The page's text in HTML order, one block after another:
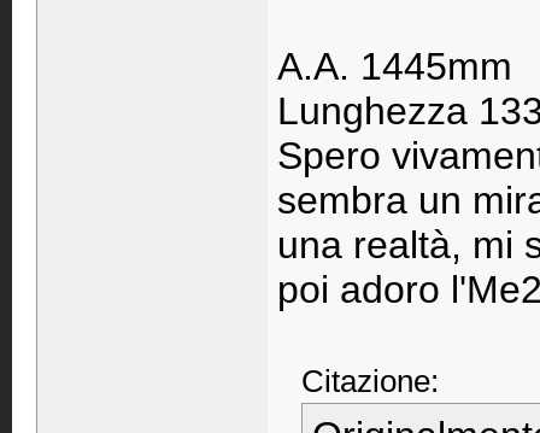
A.A. 1445mm
Lunghezza
Spero
sembra un
una realtà, mi
poi adoro
Citazione: